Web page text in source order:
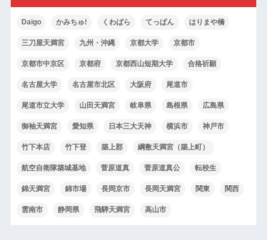
Daigo かみちゅ! くわばら てっぱん はりまや橋
三刀屋天満宮 九州・沖縄 京都大学 京都市
京都市中京区 京都府 京都西山短期大学 合格祈願
名古屋大学 名古屋市北区 大阪府 尾道市
尾道市立大学 山田天満宮 岐阜県 島根県 広島県
御袖天満宮 愛知県 日本三大天神 横浜市 神戸市
竹下本店 竹下登 築上郡 綱敷天満宮（築上町）
航空自衛隊築城基地 菅原道真 菅原道真公 転校生
錦天満宮 錦市場 長岡京市 長岡天満宮 関東 関西
雲南市 静岡県 飛騨天満宮 高山市